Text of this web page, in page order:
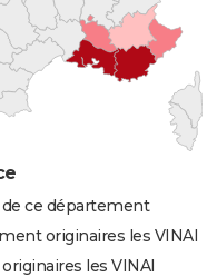
ce département
originaires les VINAI
les VINAI